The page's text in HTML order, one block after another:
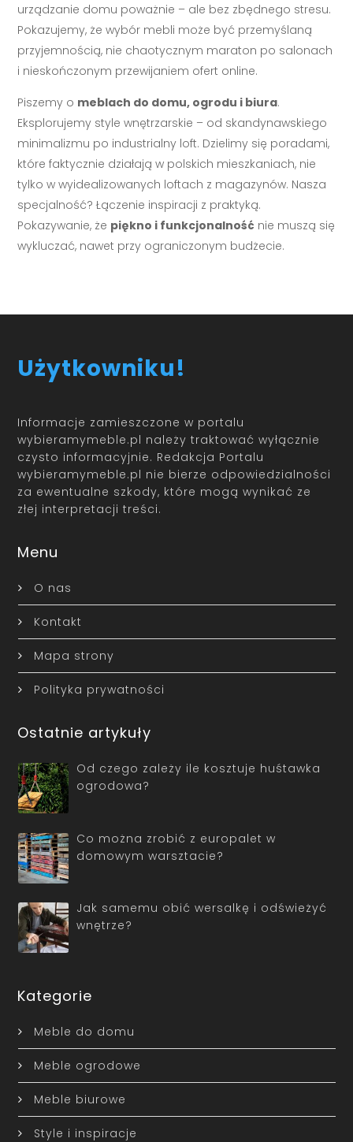
urządzanie domu poważnie – ale bez zbędnego stresu.
Pokazujemy, że wybór mebli może być przemyślaną
przyjemnością, nie chaotycznym maraton po salonach
i nieskończonym przewijaniem ofert online.
Piszemy o meblach do domu, ogrodu i biura.
Eksplorujemy style wnętrzarskie – od skandynawskiego
minimalizmu po industrialny loft. Dzielimy się poradami,
które faktycznie działają w polskich mieszkaniach, nie
tylko w wyidealizowanych loftach z magazynów. Nasza
specjalność? Łączenie inspiracji z praktyką.
Pokazywanie, że piękno i funkcjonalność nie muszą się
wykluczać, nawet przy ograniczonym budżecie.
Użytkowniku!
Informacje zamieszczone w portalu
wybieramymeble.pl należy traktować wyłącznie
czysto informacyjnie. Redakcja Portalu
wybieramymeble.pl nie bierze odpowiedzialności
za ewentualne szkody, które mogą wynikać ze
złej interpretacji treści.
Menu
O nas
Kontakt
Mapa strony
Polityka prywatności
Ostatnie artykuły
Od czego zależy ile kosztuje huśtawka
ogrodowa?
Co można zrobić z europalet w
domowym warsztacie?
Jak samemu obić wersalkę i odświeżyć
wnętrze?
Kategorie
Meble do domu
Meble ogrodowe
Meble biurowe
Style i inspiracje